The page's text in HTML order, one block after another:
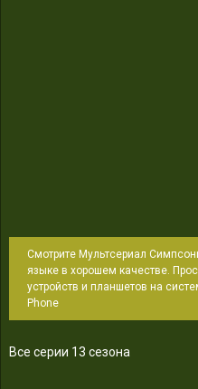
Смотрите Мультсериал
языке в хорошем качестве.
устройств и планшетов на
Phone
Все серии 13 сезона